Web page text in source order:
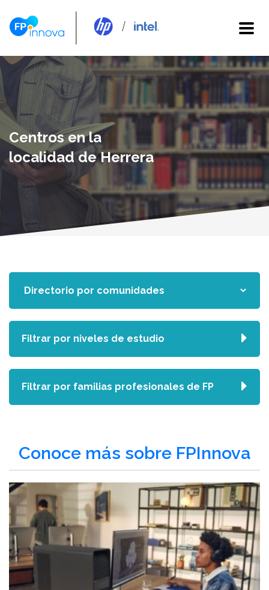
Centros en la
localidad de Herrera
Conoce más sobre FPInnova
Filtrar por niveles de estudio
Filtrar por familias profesionales de FP